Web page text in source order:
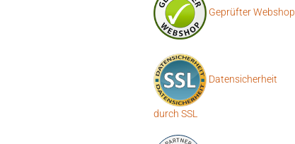
Geprüfter Webshop
Datensicherheit
durch SSL